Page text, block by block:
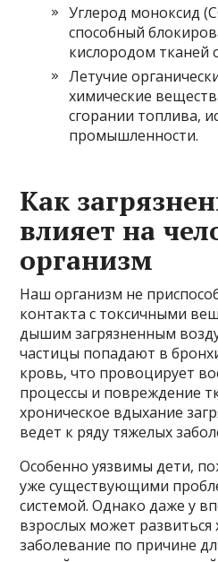
Углерод моноксид
способный
кислородом тканей
Летучие
химические
сгорании топлива,
промышленности.
Как
влияет на
организм
Наш организм не
контакта с токсичными
дышим загрязненным
частицы попадают в
кровь, что провоцирует
процессы и повреждение
хроническое вдыхание
ведет к ряду тяжелых
Особенно уязвимы дети,
уже существующими
системой. Однако даже у
взрослых может развиться
заболевание по причине